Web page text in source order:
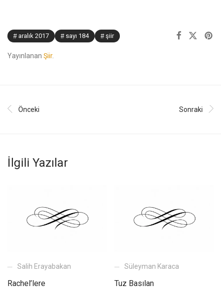
aralık 2017 sayı 184 şiir
Yayınlanan Şiir.
Önceki Sonraki
İlgili Yazılar
Salih Erayabakan
Rachel’lere
Süleyman Karaca
Tuz Basılan